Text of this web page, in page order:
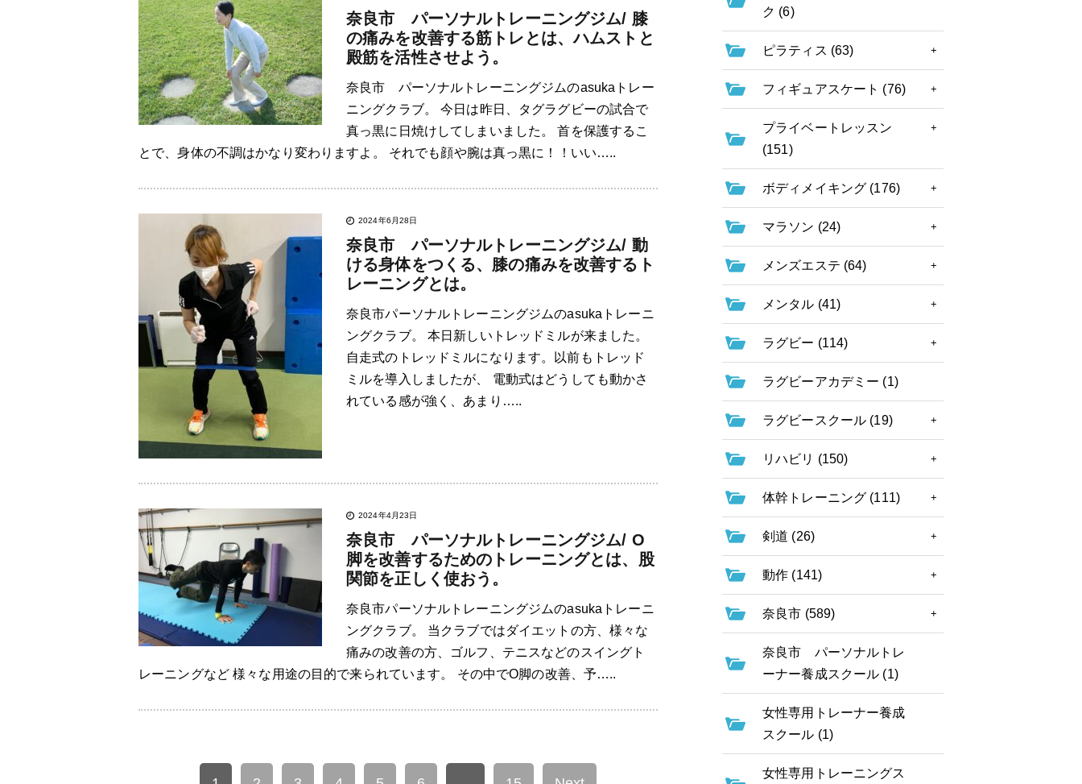
奈良市 パーソナルトレーニングジム/ 膝
の痛みを改善する筋トレとは、ハムストと
殿筋を活性させよう。
奈良市 パーソナルトレーニングジムのasukaトレー
ニングクラブ。 今日は昨日、タグラグビーの試合で
真っ黒に日焼けしてしまいました。 首を保護するこ
とで、身体の不調はかなり変わりますよ。 それでも顔や腕は真っ黒に！！いい…..
2024年6月28日
奈良市 パーソナルトレーニングジム/ 動
ける身体をつくる、膝の痛みを改善するト
レーニングとは。
奈良市パーソナルトレーニングジムのasukaトレーニ
ングクラブ。 本日新しいトレッドミルが来ました。
自走式のトレッドミルになります。以前もトレッド
ミルを導入しましたが、 電動式はどうしても動かさ
れている感が強く、あまり…..
2024年4月23日
奈良市 パーソナルトレーニングジム/ O
脚を改善するためのトレーニングとは、股
関節を正しく使おう。
奈良市パーソナルトレーニングジムのasukaトレーニ
ングクラブ。 当クラブではダイエットの方、様々な
痛みの改善の方、ゴルフ、テニスなどのスイングト
レーニングなど 様々な用途の目的で来られています。 その中でO脚の改善、予…..
ク (6)
ピラティス (63)
フィギュアスケート (76)
プライベートレッスン
(151)
ボディメイキング (176)
マラソン (24)
メンズエステ (64)
メンタル (41)
ラグビー (114)
ラグビーアカデミー (1)
ラグビースクール (19)
リハビリ (150)
体幹トレーニング (111)
剣道 (26)
動作 (141)
奈良市 (589)
奈良市 パーソナルトレ
ーナー養成スクール (1)
女性専用トレーナー養成
スクール (1)
女性専用トレーニングス